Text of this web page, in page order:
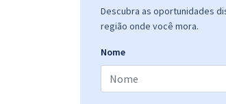
Descubra as oportunidades
região onde você mora.
Nome